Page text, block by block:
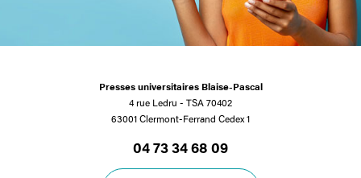
Presses universitaires Blaise-Pascal
4 rue Ledru - TSA 70402
63001 Clermont-Ferrand Cedex 1
04 73 34 68 09